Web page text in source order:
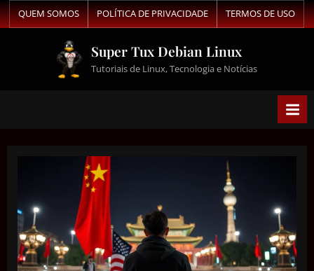
QUEM SOMOS POLÍTICA DE PRIVACIDADE TERMOS DE USO
Super Tux Debian Linux
Tutoriais de Linux, Tecnologia e Notícias